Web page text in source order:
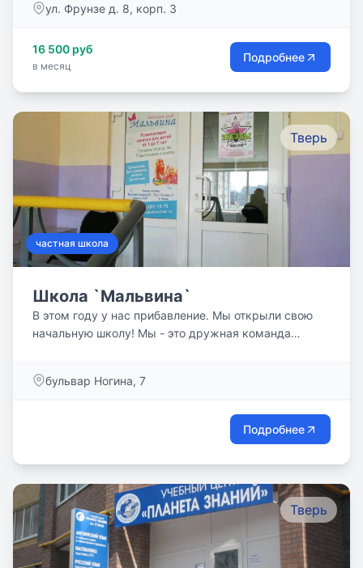
ул. Фрунзе д. 8, корп. 3
16 500 руб
в месяц
Подробнее
Тверь
частная школа
Школа `Мальвина`
В этом году у нас прибавление. Мы открыли свою
начальную школу! Мы - это дружная команда
бульвар Ногина, 7
Подробнее
Тверь